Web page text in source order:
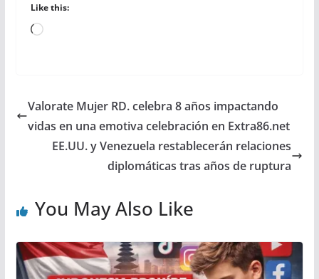
Like this:
Loading…
Valorate Mujer RD. celebra 8 años impactando
vidas en una emotiva celebración en Extra86.net
EE.UU. y Venezuela restablecerán relaciones
diplomáticas tras años de ruptura
You May Also Like